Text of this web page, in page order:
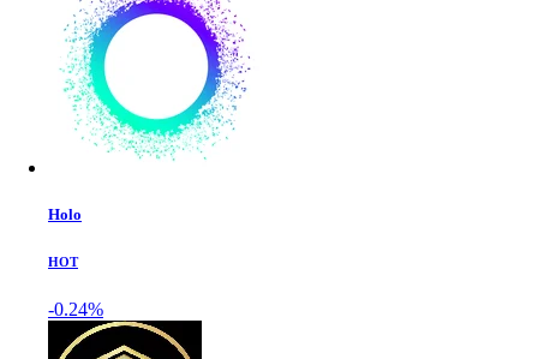
Holo
HOT
-0.24%